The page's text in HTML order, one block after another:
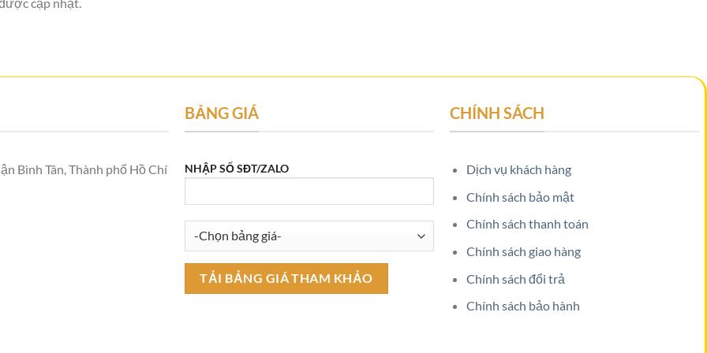
Bình Tân, Thành phố Hồ Chí
BẢNG GIÁ
NHẬP SỐ SĐT/ZALO
CHÍNH SÁCH
Dịch vụ khách hàng
Chính sách bảo mật
Chính sách thanh toán
Chính sách giao hàng
Chính sách đổi trả
Chính sách bảo hành